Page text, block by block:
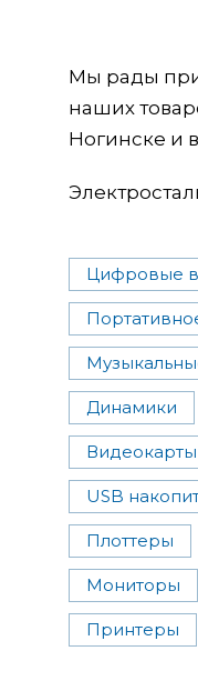
Мы рады
наших
Ногинске и
Цифровые
Динамики
Видеокарты
USB
Плоттеры
Мониторы
Принтеры